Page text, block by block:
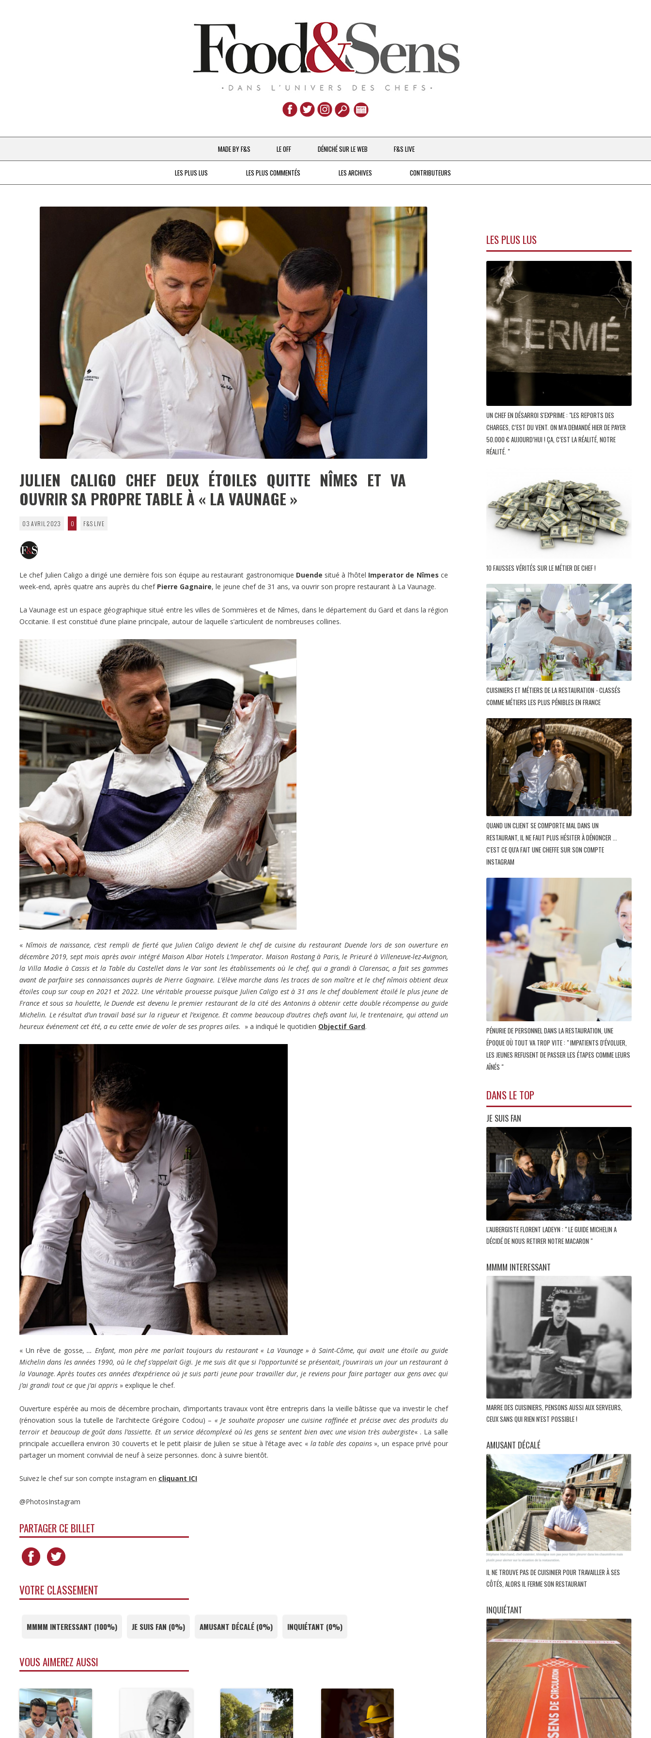
Aller
au
contenu
MADE BY F&S
CHEFS & ACTUALITÉS
À LA PETITE CUILLÈRE
DESTIN DE FEMME
V…DE VOYAGE
LE OFF DÉNICHÉ SUR LE WEB F&S LIVE
LES PLUS LUS LES PLUS COMMENTÉS LES ARCHIVES CONTRIBUTEURS
JULIEN CALIGO CHEF DEUX ÉTOILES QUITTE NÎMES ET VA
OUVRIR SA PROPRE TABLE À « LA VAUNAGE »
03 AVRIL 2023 0 F&S LIVE
Le chef Julien Caligo a dirigé une dernière fois son équipe au restaurant gastronomique Duende situé à l’hôtel Imperator de Nîmes ce
week-end, après quatre ans auprès du chef Pierre Gagnaire, le jeune chef de 31 ans, va ouvrir son propre restaurant à La Vaunage.
La Vaunage est un espace géographique situé entre les villes de Sommières et de Nîmes, dans le département du Gard et dans la région
Occitanie. Il est constitué d’une plaine principale, autour de laquelle s’articulent de nombreuses collines.
« Nîmois de naissance, c’est rempli de fierté que Julien Caligo devient le chef de cuisine du restaurant Duende lors de son ouverture en
décembre 2019, sept mois après avoir intégré Maison Albar Hotels L’Imperator. Maison Rostang à Paris, le Prieuré à Villeneuve-lez-Avignon,
la Villa Madie à Cassis et la Table du Castellet dans le Var sont les établissements où le chef, qui a grandi à Clarensac, a fait ses gammes
avant de parfaire ses connaissances auprès de Pierre Gagnaire. L’élève marche dans les traces de son maître et le chef nîmois obtient deux
étoiles coup sur coup en 2021 et 2022. Une véritable prouesse puisque Julien Caligo est à 31 ans le chef doublement étoilé le plus jeune de
France et sous sa houlette, le Duende est devenu le premier restaurant de la cité des Antonins à obtenir cette double récompense au guide
Michelin. Le résultat d’un travail basé sur la rigueur et l’exigence. Et comme beaucoup d’autres chefs avant lui, le trentenaire, qui attend un
heureux événement cet été, a eu cette envie de voler de ses propres ailes. » a indiqué le quotidien Objectif Gard.
« Un rêve de gosse, … Enfant, mon père me parlait toujours du restaurant « La Vaunage » à Saint-Côme, qui avait une étoile au guide
Michelin dans les années 1990, où le chef s’appelait Gigi. Je me suis dit que si l’opportunité se présentait, j’ouvrirais un jour un restaurant à
la Vaunage.Après toutes ces années d’expérience où je suis parti jeune pour travailler dur, je reviens pour faire partager aux gens avec qui
j’ai grandi tout ce que j’ai appris » explique le chef.
Ouverture espérée au mois de décembre prochain, d’importants travaux vont être entrepris dans la vieille bâtisse que va investir le chef
(rénovation sous la tutelle de l’architecte Grégoire Codou) – « Je souhaite proposer une cuisine raffinée et précise avec des produits du
terroir et beaucoup de goût dans l’assiette. Et un service décomplexé où les gens se sentent bien avec une vision très aubergiste« . La salle
principale accueillera environ 30 couverts et le petit plaisir de Julien se situe à l’étage avec « la table des copains», un espace privé pour
partager un moment convivial de neuf à seize personnes. donc à suivre bientôt.
Suivez le chef sur son compte instagram en cliquant ICI
@PhotosInstagram
PARTAGER CE BILLET
VOTRE CLASSEMENT
MMMM INTERESSANT (100%) JE SUIS FAN (0%) AMUSANT DÉCALÉ (0%) INQUIÉTANT (0%)
VOUS AIMEREZ AUSSI
LES PLUS LUS
UN CHEF EN DÉSARROI S'EXPRIME : "LES REPORTS DES
CHARGES, C’EST DU VENT. ON M’A DEMANDÉ HIER DE PAYER
50.000 € AUJOURD’HUI ! ÇA, C’EST LA RÉALITÉ, NOTRE
RÉALITÉ. "
10 FAUSSES VÉRITÉS SUR LE MÉTIER DE CHEF !
CUISINIERS ET MÉTIERS DE LA RESTAURATION - CLASSÉS
COMME MÉTIERS LES PLUS PÉNIBLES EN FRANCE
QUAND UN CLIENT SE COMPORTE MAL DANS UN
RESTAURANT, IL NE FAUT PLUS HÉSITER À DÉNONCER ...
C'EST CE QU'A FAIT UNE CHEFFE SUR SON COMPTE
INSTAGRAM
PÉNURIE DE PERSONNEL DANS LA RESTAURATION, UNE
ÉPOQUE OÙ TOUT VA TROP VITE : " IMPATIENTS D'ÉVOLUER,
LES JEUNES REFUSENT DE PASSER LES ÉTAPES COMME LEURS
AÎNÉS "
DANS LE TOP
JE SUIS FAN
L'AUBERGISTE FLORENT LADEYN : " LE GUIDE MICHELIN A
DÉCIDÉ DE NOUS RETIRER NOTRE MACARON "
MMMM INTERESSANT
MARRE DES CUISINIERS, PENSONS AUSSI AUX SERVEURS,
CEUX SANS QUI RIEN N'EST POSSIBLE !
AMUSANT DÉCALÉ
IL NE TROUVE PAS DE CUISINIER POUR TRAVAILLER À SES
CÔTÉS, ALORS IL FERME SON RESTAURANT
INQUIÉTANT